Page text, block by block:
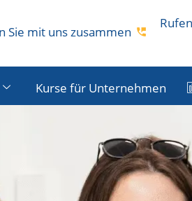
Sie mit uns zusammen
Kurse für Unternehmen